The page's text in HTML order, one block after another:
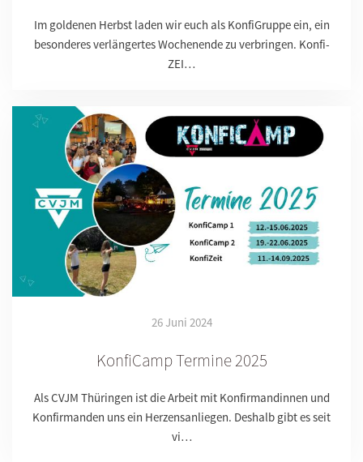
Im goldenen Herbst laden wir euch als KonfiGruppe ein, ein
besonderes verlängertes Wochenende zu verbringen. Konfi-
ZEI…
26 Juni 2024
KonfiCamp Termine 2025
Als CVJM Thüringen ist die Arbeit mit Konfirmandinnen und
Konfirmanden uns ein Herzensanliegen. Deshalb gibt es seit
vi…